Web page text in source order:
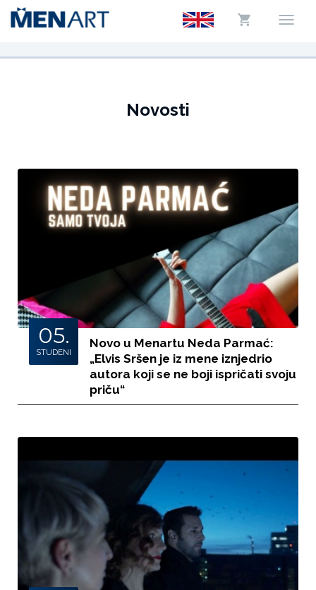
Novosti
05.
STUDENI
Novo u Menartu Neda Parmać:
„Elvis Sršen je iz mene iznjedrio
autora koji se ne boji ispričati svoju
priču“